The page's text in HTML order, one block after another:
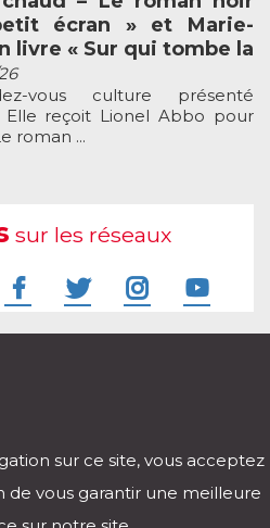
écran » et Marie-
livre « Sur qui tombe la
vous culture présenté
Elle reçoit Lionel Abbo pour
roman ...
sur les réseaux
iOs et Android
sur ce site, vous acceptez
de vous garantir une meilleure